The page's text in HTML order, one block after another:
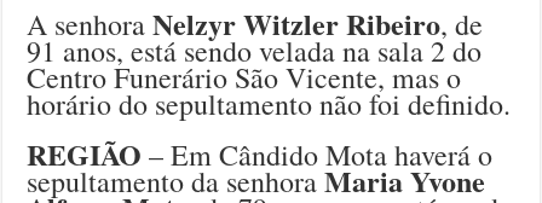
A senhoraNelzyr Witzler Ribeiro, de
91 anos, está sendo velada na sala 2 do
Centro Funerário São Vicente, mas o
horário do sepultamento não foi definido.
REGIÃO – Em Cândido Mota haverá o
sepultamento da senhoraMaria Yvone